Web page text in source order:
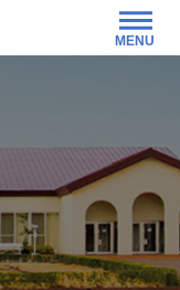
MENU